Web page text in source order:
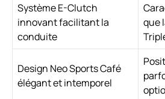
Système E-Clutch
innovant facilitant la
conduite
que
Design Neo Sports Café
élégant et intemporel